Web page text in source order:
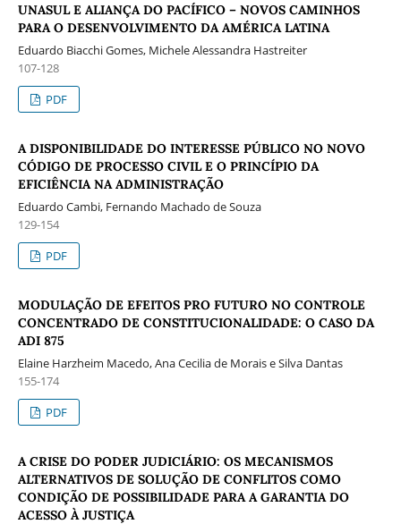
UNASUL E ALIANÇA DO PACÍFICO – NOVOS CAMINHOS
PARA O DESENVOLVIMENTO DA AMÉRICA LATINA
Eduardo Biacchi Gomes, Michele Alessandra Hastreiter
107-128
PDF
A DISPONIBILIDADE DO INTERESSE PÚBLICO NO NOVO
CÓDIGO DE PROCESSO CIVIL E O PRINCÍPIO DA
EFICIÊNCIA NA ADMINISTRAÇÃO
Eduardo Cambi, Fernando Machado de Souza
129-154
PDF
MODULAÇÃO DE EFEITOS PRO FUTURO NO CONTROLE
CONCENTRADO DE CONSTITUCIONALIDADE: O CASO DA
ADI 875
Elaine Harzheim Macedo, Ana Cecilia de Morais e Silva Dantas
155-174
PDF
A CRISE DO PODER JUDICIÁRIO: OS MECANISMOS
ALTERNATIVOS DE SOLUÇÃO DE CONFLITOS COMO
CONDIÇÃO DE POSSIBILIDADE PARA A GARANTIA DO
ACESSO À JUSTIÇA